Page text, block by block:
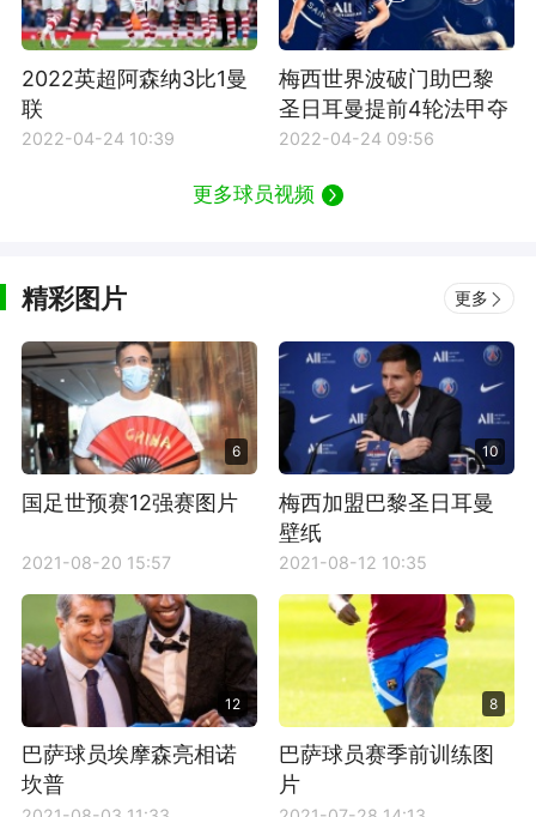
2022英超阿森纳3比1曼
联
2022-04-24 10:39
梅西世界波破门助巴黎
圣日耳曼提前4轮法甲夺
冠
2022-04-24 09:56
更多球员视频
精彩图片 更多
6
国足世预赛12强赛图片
2021-08-20 15:57
10
梅西加盟巴黎圣日耳曼
壁纸
2021-08-12 10:35
12
巴萨球员埃摩森亮相诺
坎普
8
巴萨球员赛季前训练图
片